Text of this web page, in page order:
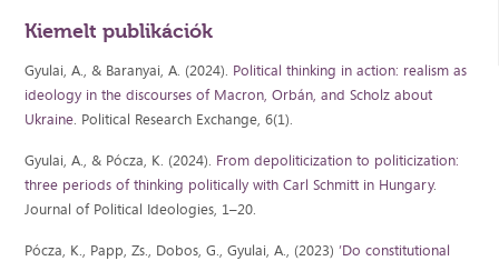
Kiemelt publikációk
Gyulai, A., & Baranyai, A. (2024). Political thinking in action: realism as
ideology in the discourses of Macron, Orbán, and Scholz about
Ukraine. Political Research Exchange, 6(1).
Gyulai, A., & Pócza, K. (2024). From depoliticization to politicization:
three periods of thinking politically with Carl Schmitt in Hungary.
Journal of Political Ideologies, 1–20.
Pócza, K., Papp, Zs., Dobos, G., Gyulai, A., (2023) ’Do constitutional